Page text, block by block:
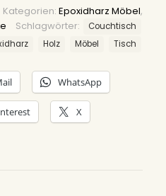
Kategorien: Epoxidharz Möbel,
Schlagwörter:
Couchtisch
Holz Möbel Tisch
WhatsApp
X